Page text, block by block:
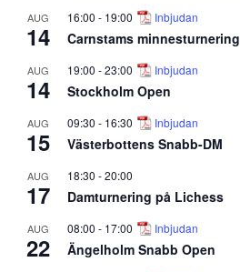
AUG
14
16:00 - 19:00 Inbjudan
Carnstams minnesturnering
AUG
14
19:00 -23:00 Inbjudan
Stockholm Open
AUG
15
09:30 - 16:30 Inbjudan
Västerbottens Snabb-DM
AUG
17
18:30 -20:00
Damturnering på Lichess
AUG
22
08:00 - 17:00 Inbjudan
Ängelholm Snabb Open